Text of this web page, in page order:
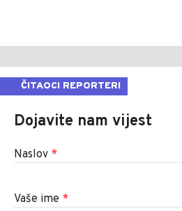
ČITAOCI REPORTERI
Dojavite nam vijest
Naslov *
Vaše ime *